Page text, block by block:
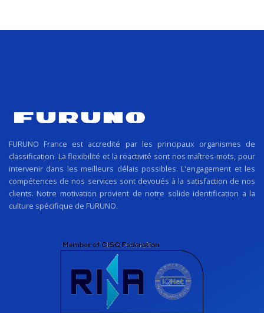
FURUNO France est accredité par les principaux organismes de
classification. La flexibilité et la reactivité sont nos maîtres-mots, pour
intervenir dans les meilleurs délais possibles. L'engagement et les
compétences de nos services sont devoués à la satisfaction de nos
clients. Notre motivation provient de notre solide identification a la
culture spécifique de FURUNO.